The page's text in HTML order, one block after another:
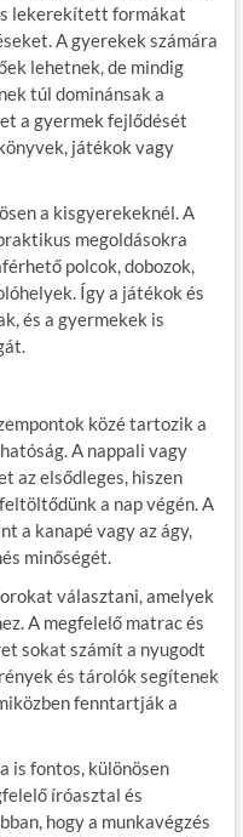
lekerekített formákat
A gyerekek számára
lehetnek, de mindig
túl dominánsak a
a gyermek fejlődését
játékok vagy
a kisgyerekeknél. A
megoldásokra
polcok, dobozok,
Így a játékok és
és a gyermekek is
közé tartozik a
A nappali vagy
az elsődleges, hiszen
a nap végén. A
a kanapé vagy az ágy,
minőségét.
választani, amelyek
A megfelelő matrac és
sokat számít a nyugodt
és tárolók segítenek
fenntartják a
is fontos, különösen
íróasztal és
hogy a munkavégzés